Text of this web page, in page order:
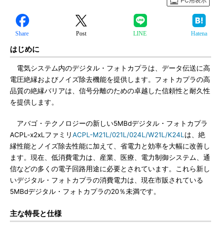
Share Post LINE Hatena
はじめに
電気システム内のデジタル・フォトカプラは、データ伝送に高
電圧絶縁およびノイズ除去機能を提供します。フォトカプラの高
品質の絶縁バリアは、信号分離のための卓越した信頼性と耐久性
を提供します。
アバゴ・テクノロジーの新しい5MBdデジタル・フォトカプラ
ACPL-x2xLファミリACPL-M21L/021L/024L/W21L/K24L は、絶
縁性能とノイズ除去性能に加えて、省電力と効率を大幅に改善し
ます。現在、低消費電力は、産業、医療、電力制御システム、通
信などの多くの電子回路用途に必要とされています。これら新し
いデジタル・フォトカプラの消費電力は、現在市販されている
5MBdデジタル・フォトカプラの20％未満です。
主な特長と仕様